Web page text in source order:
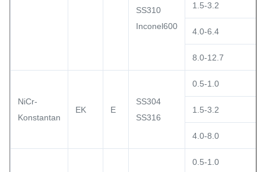
SS310
Inconel600
1.5-3.2
4.0-6.4
8.0-12.7
NiCr-
Konstantan
EK E
SS304
SS316
0.5-1.0
1.5-3.2
4.0-8.0
0.5-1.0